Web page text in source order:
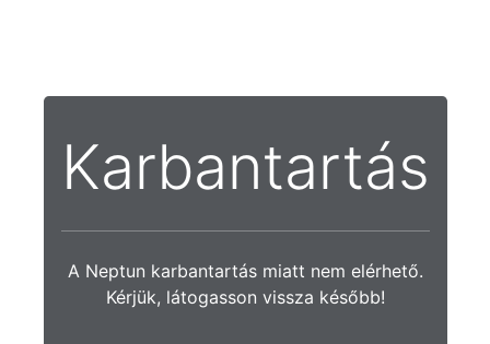
Karbantartás
A Neptun karbantartás miatt nem elérhető.
Kérjük, látogasson vissza később!